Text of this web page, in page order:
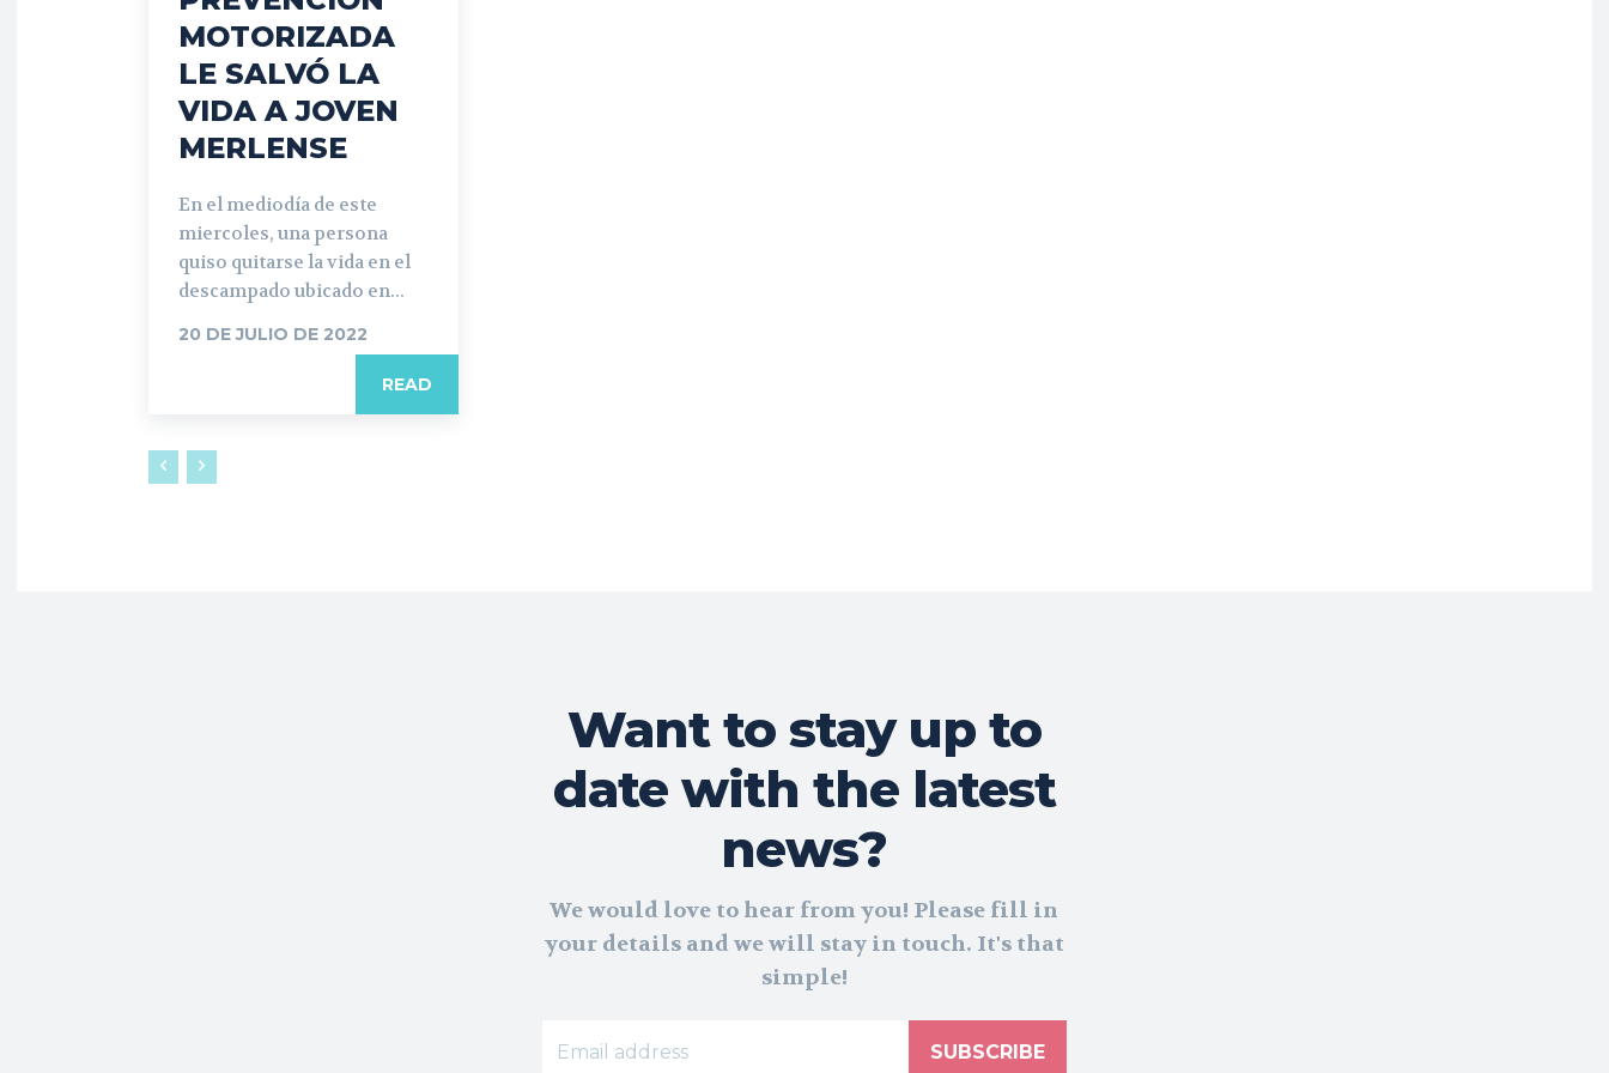
MOTORIZADA
LE SALVÓ LA
VIDA A JOVEN
MERLENSE
En el mediodía de este
miercoles, una persona
quiso quitarse la vida en el
descampado ubicado en...
20 DE JULIO DE 2022
READ
Want to stay up to
date with the latest
news?
We would love to hear from you! Please fill in
your details and we will stay in touch. It's that
simple!
SUBSCRIBE